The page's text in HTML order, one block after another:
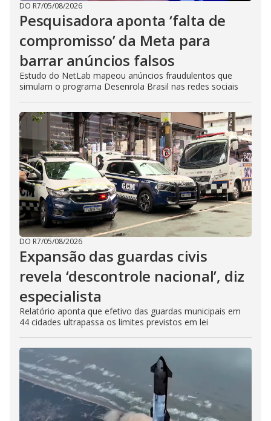
DO R7/05/08/2026
Pesquisadora aponta ‘falta de
compromisso’ da Meta para
barrar anúncios falsos
Estudo do NetLab mapeou anúncios fraudulentos que
simulam o programa Desenrola Brasil nas redes sociais
DO R7/05/08/2026
Expansão das guardas civis
revela ‘descontrole nacional’, diz
especialista
Relatório aponta que efetivo das guardas municipais em
44 cidades ultrapassa os limites previstos em lei